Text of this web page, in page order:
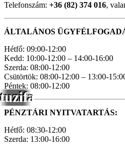
tuzifa
Telefonszám: +36 (82) 374 016,
ÁLTALÁNOS
Hétfő: 09:00-12:00
Kedd: 10:00-12:00 – 14:00-16:00
Szerda: 08:00-12:00
Csütörtök: 08:00-12:00 – 13:00-
Péntek: 08:00-12:00
PÉNZTÁRI NYITVATARTÁS:
Hétfő: 08:30-12:00
Szerda: 13:00-16:00